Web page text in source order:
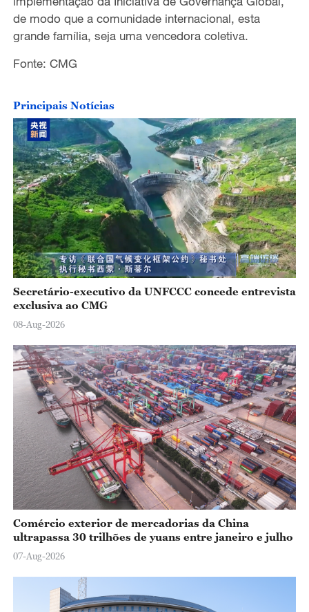
de modo que a comunidade internacional, esta
grande família, seja uma vencedora coletiva.
Fonte: CMG
Principais Notícias
Secretário-executivo da UNFCCC concede entrevista
exclusiva ao CMG
08-Aug-2026
Comércio exterior de mercadorias da China
ultrapassa 30 trilhões de yuans entre janeiro e julho
07-Aug-2026